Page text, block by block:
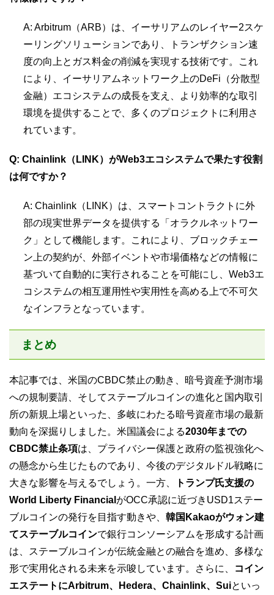
A: Arbitrum（ARB）は、イーサリアムのレイヤー2スケ
ーリングソリューションであり、トランザクション速
度の向上とガス料金の削減を実現する技術です。これ
により、イーサリアムネットワーク上のDeFi（分散型
金融）エコシステムの成長を支え、より効率的な取引
環境を提供することで、多くのプロジェクトに利用さ
れています。
Q: Chainlink（LINK）がWeb3エコシステムで果たす役割
は何ですか？
A: Chainlink（LINK）は、スマートコントラクトに外
部の現実世界データを提供する「オラクルネットワー
ク」として機能します。これにより、ブロックチェー
ン上の契約が、外部イベントや市場価格などの情報に
基づいて自動的に実行されることを可能にし、Web3エ
コシステムの相互運用性や実用性を高める上で不可欠
なインフラとなっています。
まとめ
本記事では、米国のCBDC禁止の動き、暗号資産予測市場
への規制要請、そしてステーブルコインの進化と国内取引
所の新規上場といった、多岐にわたる暗号資産市場の最新
動向を深掘りしました。米国議会による2030年までの
CBDC禁止条項は、プライバシー保護と政府の監視強化へ
の懸念から生じたものであり、今後のデジタルドル戦略に
大きな影響を与えるでしょう。一方、
トランプ氏支援の
World Liberty Financial がOCC承認に近づきUSD1ステー
ブルコインの発行を目指す動きや、 韓国Kakaoがウォン建
てステーブルコインで銀行コンソーシアムを形成する計画
は、ステーブルコインが伝統金融との融合を進め、多様な
形で実用化される未来を示唆しています。さらに、
コイン
エステートにArbitrum、Hedera、Chainlink、Suiといっ